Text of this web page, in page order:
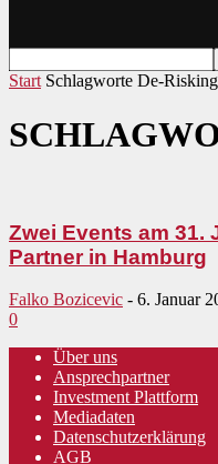
Start Schlagworte De-Risking
Zwei Events am 31.
Partner in Hamburg
Falko Bozicevic - 6. Januar
0
Über uns
Ansprechpartner
Investment Plattform
Mediadaten
Datenschutzerklärung
AGB